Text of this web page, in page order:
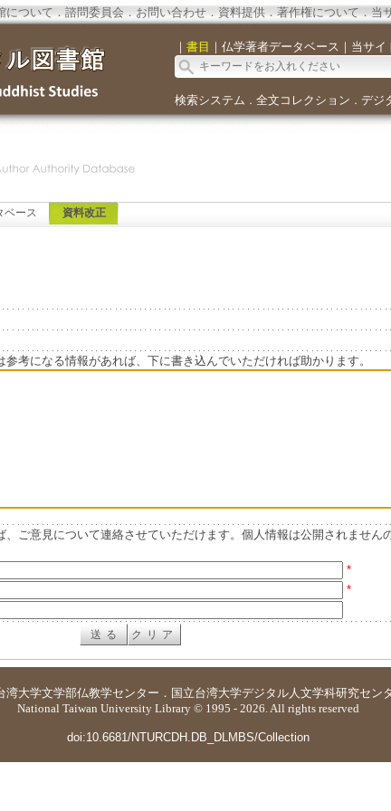
について．諮問委員会． お問い合わせ． 資料提供．著作権について．当
｜ 書目 ｜ 仏学著者データベース ｜ 当サイ
検索システム ． 全文コレクション ． デジ
ベース 資料改正
考になる情報があれば、下に書き込んでいただければ助かります。
、ご意見について連絡させていただけます。個人情報は公開されません
*
*
湾大学文学部仏教学センター ． 国立台湾大学デジタル人文学科研究セン
National Taiwan University Library © 1995 - 2026. All rights reserved
doi:10.6681/NTURCDH.DB_DLMBS/Collection